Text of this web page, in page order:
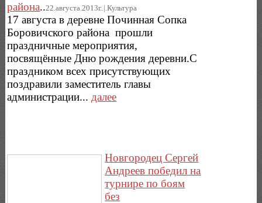
района..22.августа.2013г..|.Культура
17 августа в деревне Починная Сопка
Боровичского района прошли
праздничные мероприятия,
посвящённые Дню рождения деревни.С
праздником всех присутствующих
поздравили заместитель главы
администрации...далее
Новгородец Сергей
Андреев победил на
турнире по боям
без